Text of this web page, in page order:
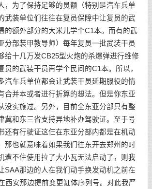
，为了保持足够的员额（特别是汽车兵单
武装单位们往往在复员保障中让复员的武
的额外部分的大米儿学个C1本。而有的武
分部装甲教导师）每年复员一批武装干员
给十几万发CB25型火炮的杀爆弹进行维修
员的武装干员再学个民间的C1本。所以，
汽车兵单位都会让武装干员延期服役的情
合并本或者进行折算的想法。但是你东亚
没实施过。另外，目前全东亚分部只有整
冀和东三省支持异地补办驾驶证。至于号
还有行驶证这仨在东亚分部内都是在机动
那也就意味着如果我们往东开去郑州的时
遭不住使用拉了大小瓦无法启动了，则我
SAA那边的人在我们动手换发动机之前在
西安那边提前变更缸体序列号。对此我严